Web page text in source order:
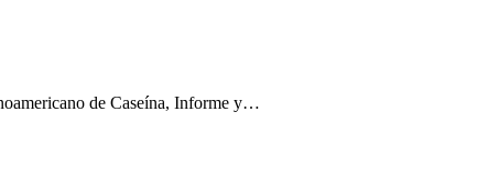
de Caseína, Informe y…